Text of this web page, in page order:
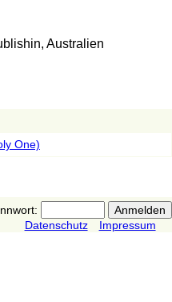
Australien
One)
Datenschutz
Impressum